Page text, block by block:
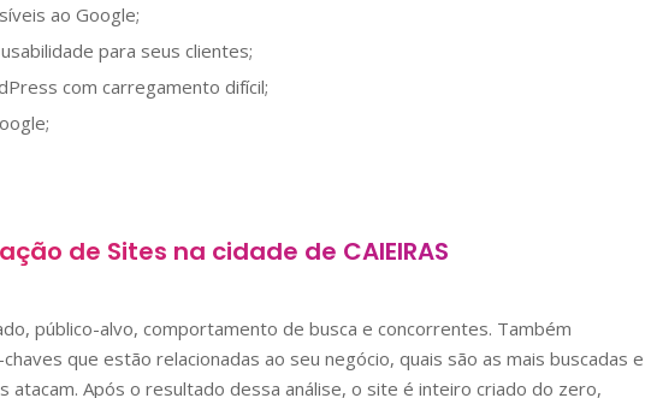
ao Google;
para seus clientes;
com carregamento difícil;
de Sites na cidade de CAIEIRAS
público-alvo, comportamento de busca e concorrentes. Também
que estão relacionadas ao seu negócio, quais são as mais buscadas e
atacam. Após o resultado dessa análise, o site é inteiro criado do zero,